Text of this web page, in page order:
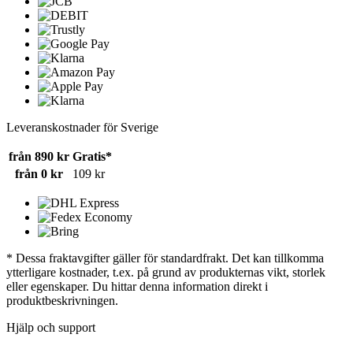
Leveranskostnader för Sverige
från 890 kr Gratis*
från 0 kr
109 kr
* Dessa fraktavgifter gäller för standardfrakt. Det kan tillkomma
ytterligare kostnader, t.ex. på grund av produkternas vikt, storlek
eller egenskaper. Du hittar denna information direkt i
produktbeskrivningen.
Hjälp och support